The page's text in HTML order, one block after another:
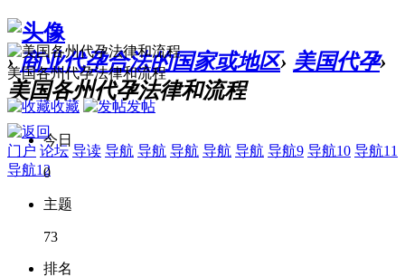
› 商业代孕合法的国家或地区› 美国代孕›
美国各州代孕法律和流程
门户 论坛 导读 导航 导航 导航 导航 导航 导航9 导航10 导航11
导航12
美国各州代孕法律和流程
收藏 发帖
今日
0
主题
73
排名